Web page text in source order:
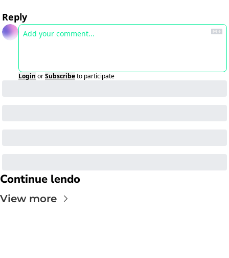
Reply
Login orSubscribeto participate
Continue lendo
View more